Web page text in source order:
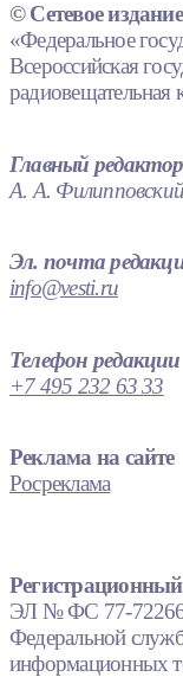
© Сетевое
«Федеральное
Всероссийская
Главный редактор
А. А. Филипповский
Эл. почта
info@vesti.ru
Телефон редакции
+7 495 232 63 33
Реклама на сайте
Росреклама
ЭЛ № ФС 77-72266
Федеральной
информационных